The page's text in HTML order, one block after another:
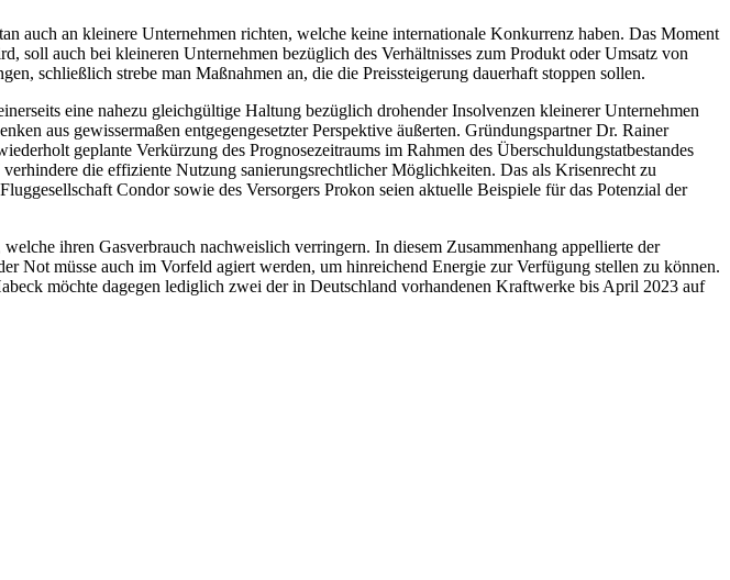
auch an kleinere Unternehmen richten, welche keine internationale Konkurrenz haben. Das Moment
soll auch bei kleineren Unternehmen bezüglich des Verhältnisses zum Produkt oder Umsatz von
schließlich strebe man Maßnahmen an, die die Preissteigerung dauerhaft stoppen sollen.
eine nahezu gleichgültige Haltung bezüglich drohender Insolvenzen kleinerer Unternehmen
aus gewissermaßen entgegengesetzter Perspektive äußerten. Gründungspartner Dr. Rainer
geplante Verkürzung des Prognosezeitraums im Rahmen des Überschuldungstatbestandes
die effiziente Nutzung sanierungsrechtlicher Möglichkeiten. Das als Krisenrecht zu
Condor sowie des Versorgers Prokon seien aktuelle Beispiele für das Potenzial der
ihren Gasverbrauch nachweislich verringern. In diesem Zusammenhang appellierte der
Not müsse auch im Vorfeld agiert werden, um hinreichend Energie zur Verfügung stellen zu können.
möchte dagegen lediglich zwei der in Deutschland vorhandenen Kraftwerke bis April 2023 auf